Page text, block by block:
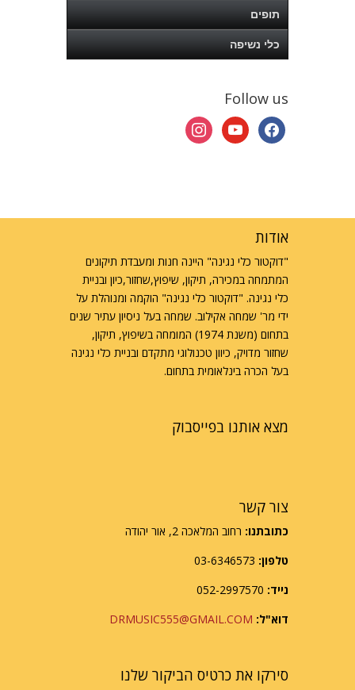
תופים
כלי נשיפה
Follow us
facebook
youtube
instagram
אודות
"דוקטור כלי נגינה" היינה חנות ומעבדת תיקונים
המתמחה במכירה, תיקון, שיפוץ,שחזור,כיון ובניית
כלי נגינה. "דוקטור כלי נגינה" הוקמה ומנוהלת על
ידי מר' שמחה אקילוב. שמחה בעל ניסיון עתיר שנים
בתחום (משנת 1974) המומחה בשיפוץ, תיקון,
שחזור מדויק, כיוון טכנולוגי מתקדם ובניית כלי נגינה
בעל הכרה בינלאומית בתחום.
מצא אותנו בפייסבוק
צור קשר
כתובתנו: רחוב המלאכה 2, אור יהודה
טלפון:
נייד:
דוא"ל: DRMUSIC555@GMAIL.COM
סירקו את כרטיס הביקור שלנו